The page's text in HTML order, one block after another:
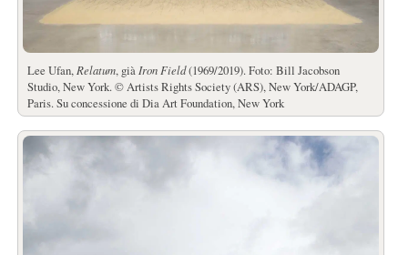
Lee Ufan, Relatum, già Iron Field(1969/2019). Foto: Bill Jacobson
Studio, New York. © Artists Rights Society (ARS), New York/ADAGP,
Paris. Su concessione di Dia Art Foundation, New York